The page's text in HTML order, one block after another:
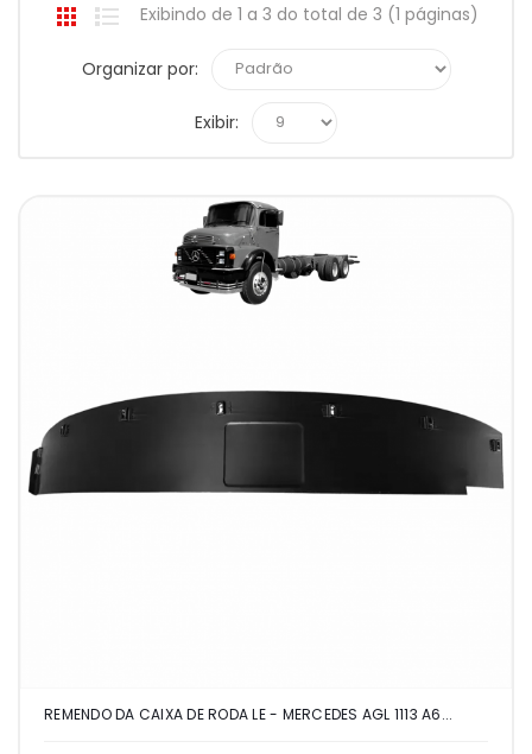
Exibindo de 1 a 3 do total de 3 (1 páginas)
Organizar por:
Exibir:
REMENDO DA CAIXA DE RODA LE - MERCEDES AGL 1113 A6...